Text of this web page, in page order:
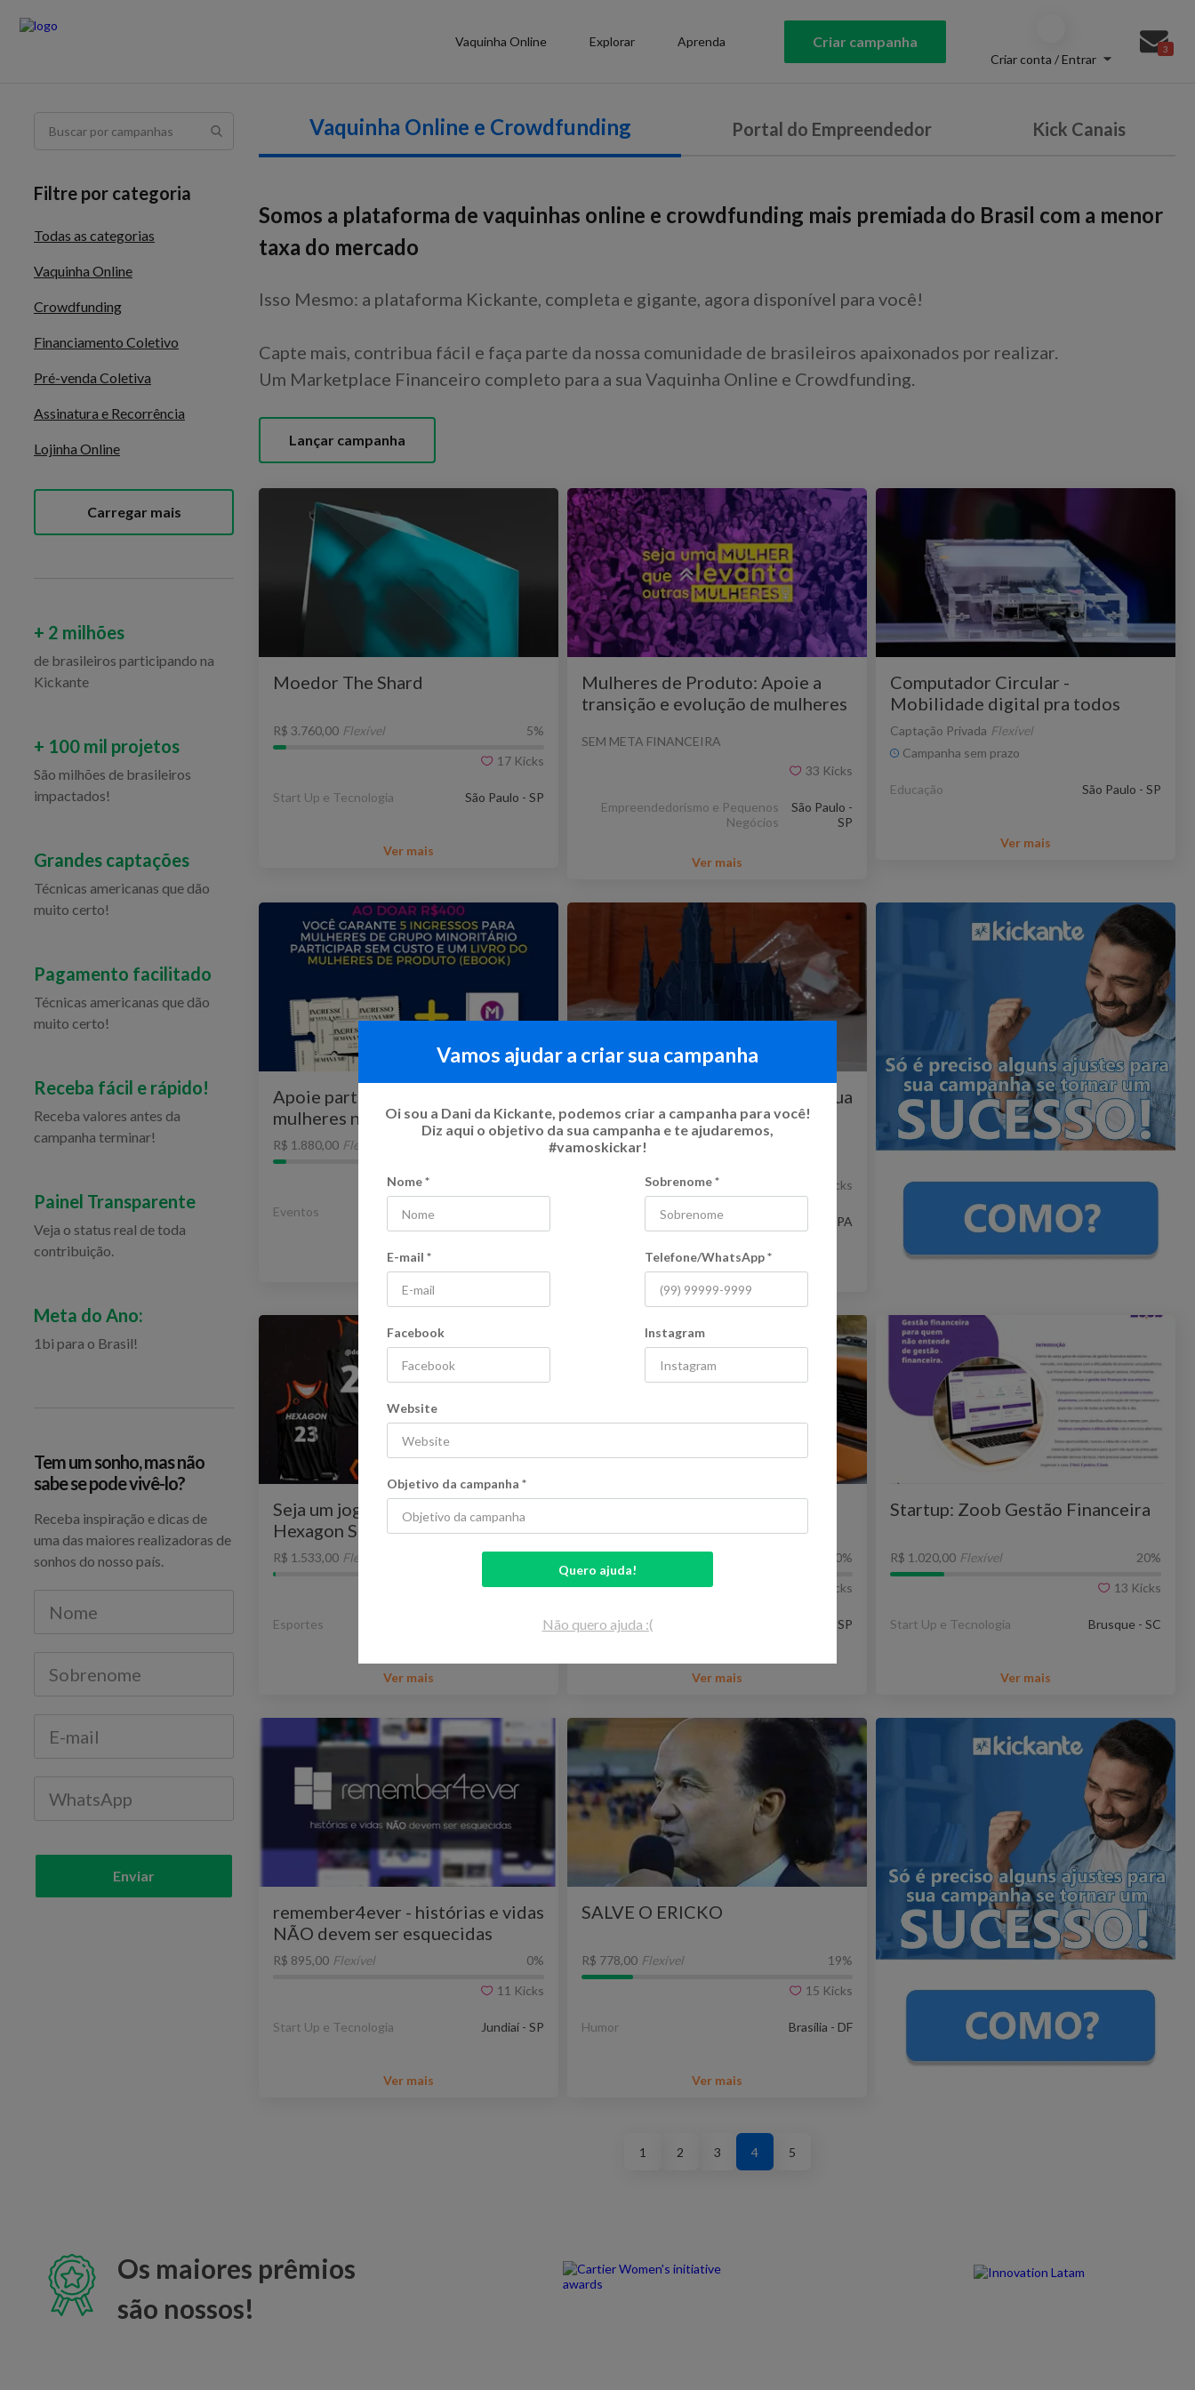
Vaquinha Online Explorar Aprenda Criar campanha
Criar conta / Entrar
3
Vaquinha Online e Crowdfunding Portal do Empreendedor Kick Canais
Somos a plataforma de vaquinhas online e crowdfunding mais premiada do Brasil com a menor
taxa do mercado
Isso Mesmo: a plataforma Kickante, completa e gigante, agora disponível para você!
Capte mais, contribua fácil e faça parte da nossa comunidade de brasileiros apaixonados por realizar.
Um Marketplace Financeiro completo para a sua Vaquinha Online e Crowdfunding.
Lançar campanha
Moedor The Shard
R$ 3.760,00 Flexível 5%
17 Kicks
Start Up e Tecnologia São Paulo - SP
Ver mais
Mulheres de Produto: Apoie a
transição e evolução de mulheres
SEM META FINANCEIRA
33 Kicks
Empreendedorismo e Pequenos
Negócios
São Paulo -
SP
Ver mais
Computador Circular -
Mobilidade digital pra todos
Captação Privada Flexível
Campanha sem prazo
Educação São Paulo - SP
Ver mais
Apoie participação de mais
mulheres na Semana Mulheres de
Produto
R$ 1.880,00 Flexível
Eventos
Ver mais
Suporte FabLab Camtuc (continua
abaixo...)
SEM META FINANCEIRA
Campanha sem prazo
Kicks
Start Up e Tecnologia Tucuruí - PA
Ver mais
Seja um jogador fundador da
Hexagon Sports
R$ 1.533,00 Flexível
12Kicks
Esportes São Paulo - SP
Ver mais
Elétrico - Defender Artisans
0%
Campanha sem prazo
Kicks
Inovação e Design São Paulo - SP
Ver mais
Startup: Zoob Gestão Financeira
R$ 1.020,00 Flexível 20%
13 Kicks
Start Up e Tecnologia Brusque - SC
Ver mais
remember4ever - histórias e vidas
NÃO devem ser esquecidas
R$ 895,00 Flexível 0%
11 Kicks
Start Up e Tecnologia Jundiaí - SP
Ver mais
SALVE O ERICKO
R$ 778,00 Flexível 19%
15 Kicks
Humor Brasília - DF
Ver mais
1 2 3 4 5
Filtre por categoria
Todas as categorias
Vaquinha Online
Crowdfunding
Financiamento Coletivo
Pré-venda Coletiva
Assinatura e Recorrência
Lojinha Online
Carregar mais
+ 2 milhões
de brasileiros participando na
Kickante
+ 100 mil projetos
São milhões de brasileiros
impactados!
Grandes captações
Técnicas americanas que dão
muito certo!
Pagamento facilitado
Técnicas americanas que dão
muito certo!
Receba fácil e rápido!
Receba valores antes da
campanha terminar!
Painel Transparente
Veja o status real de toda
contribuição.
Meta do Ano:
1bi para o Brasil!
Tem um sonho, mas não
sabe se pode vivê-lo?
Receba inspiração e dicas de
uma das maiores realizadoras de
sonhos do nosso país.
Enviar
Os maiores prêmios
são nossos!
Vamos ajudar a criar sua campanha
Oi sou a Dani da Kickante, podemos criar a campanha para você!
Diz aqui o objetivo da sua campanha e te ajudaremos,
#vamoskickar!
Nome* Sobrenome*
E-mail * Telefone/WhatsApp*
Facebook Instagram
Website
Objetivo da campanha *
Quero ajuda!
Não quero ajuda :(